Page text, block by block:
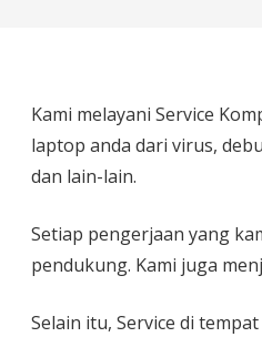
Kami melayani Service
laptop anda dari virus,
dan lain-lain.
Setiap pengerjaan yang
pendukung. Kami juga
Selain itu, Service di